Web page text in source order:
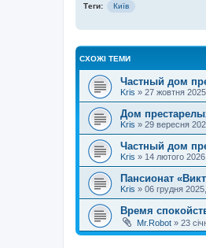
Теги: Київ
СХОЖІ ТЕМИ
Частный дом
Kris » 27 жовтня
Дом
Kris » 29 вересня
Частный дом
Kris » 14 лютого
Пансионат
Kris » 06 грудня
Время
Mr.Robot » 23